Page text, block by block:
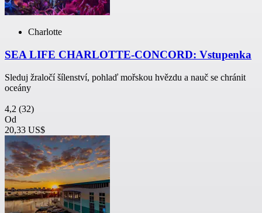
Charlotte
SEA LIFE CHARLOTTE-CONCORD: Vstupenka
Sleduj žraločí šílenství, pohlaď mořskou hvězdu a nauč se chránit
oceány
4,2 (32)
Od
20,33 US$